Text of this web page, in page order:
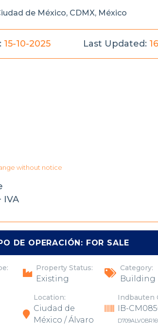
de México, CDMX, México
15-10-2025 Last Updated:
without notice
IVA
DE OPERACIÓN: FOR SALE
Property Status:
Existing
Category:
Building
Location:
Ciudad de
México / Álvaro
Indbauten
IB-